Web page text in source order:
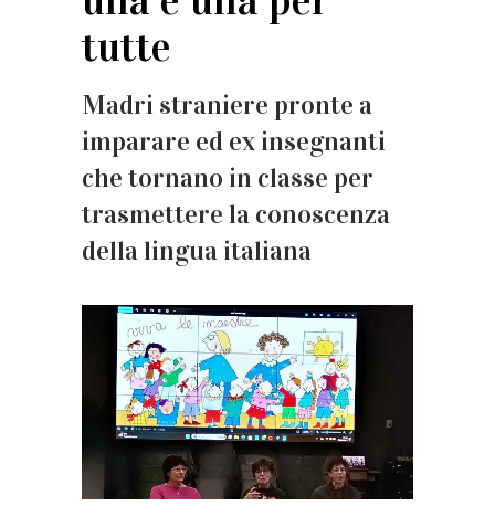
tutte
Madri straniere pronte a
imparare ed ex insegnanti
che tornano in classe per
trasmettere la conoscenza
della lingua italiana